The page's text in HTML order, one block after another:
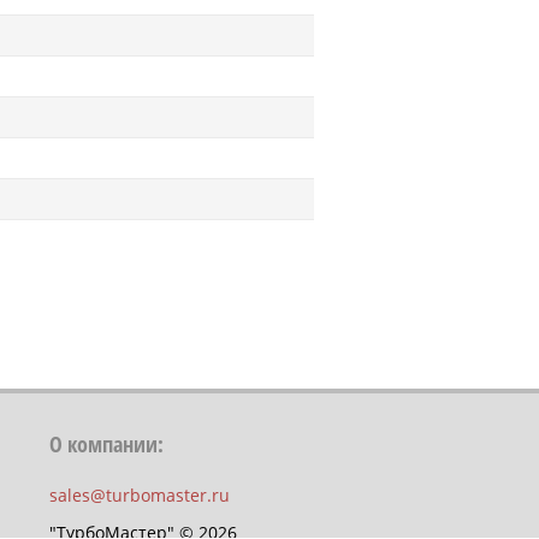
О компании:
sales@turbomaster.ru
"ТурбоМастер" © 2026